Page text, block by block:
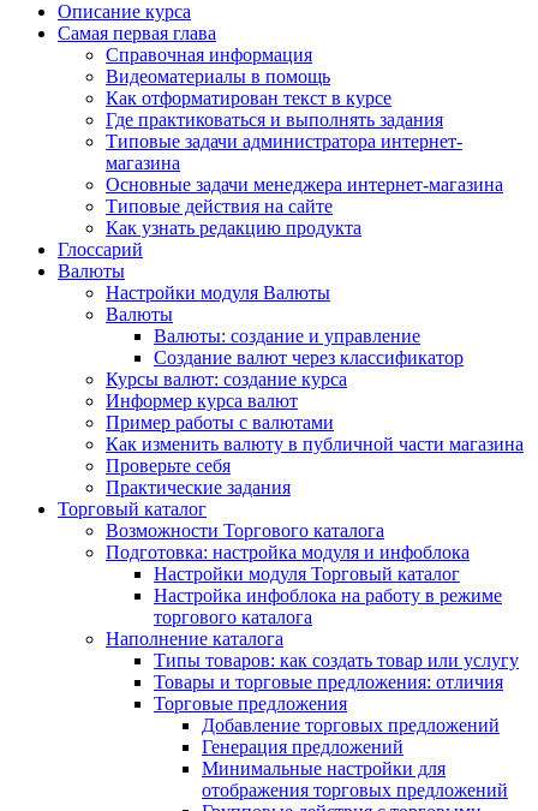
Описание курса
Самая первая глава
Справочная информация
Видеоматериалы в помощь
Как отформатирован текст в курсе
Где практиковаться и выполнять задания
Типовые задачи администратора интернет-
магазина
Основные задачи менеджера интернет-магазина
Типовые действия на сайте
Как узнать редакцию продукта
Глоссарий
Валюты
Настройки модуля Валюты
Валюты
Валюты: создание и управление
Создание валют через классификатор
Курсы валют: создание курса
Информер курса валют
Пример работы с валютами
Как изменить валюту в публичной части магазина
Проверьте себя
Практические задания
Торговый каталог
Возможности Торгового каталога
Подготовка: настройка модуля и инфоблока
Настройки модуля Торговый каталог
Настройка инфоблока на работу в режиме
торгового каталога
Наполнение каталога
Типы товаров: как создать товар или услугу
Товары и торговые предложения: отличия
Торговые предложения
Добавление торговых предложений
Генерация предложений
Минимальные настройки для
отображения торговых предложений